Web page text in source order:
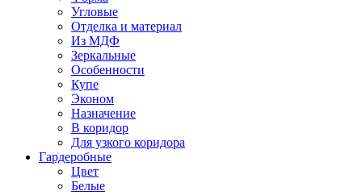
Угловые
Отделка и материал
Из МДФ
Зеркальные
Особенности
Купе
Эконом
Назначение
В коридор
Для узкого коридора
Гардеробные
Цвет
Белые